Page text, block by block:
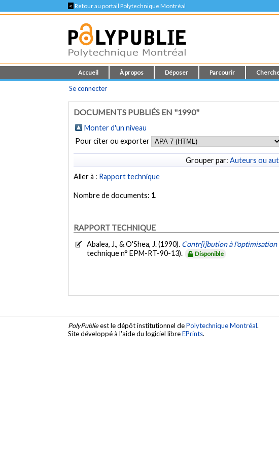
< Retour au portail Polytechnique Montréal
Accueil À propos Déposer Parcourir
Se connecter
DOCUMENTS PUBLIÉS EN "1990"
Monter d'un niveau
Pour citer ou exporter
Grouper par: Auteurs ou
Aller à : Rapport technique
Nombre de documents: 1
RAPPORT TECHNIQUE
Abalea, J., & O'Shea, J. (1990). Contr[i]bution à l'optimisation
technique n° EPM-RT-90-13).
Disponible
PolyPublieest le dépôt institutionnel dePolytechnique Montréal.
Site développé à l'aide du logiciel libreEPrints.